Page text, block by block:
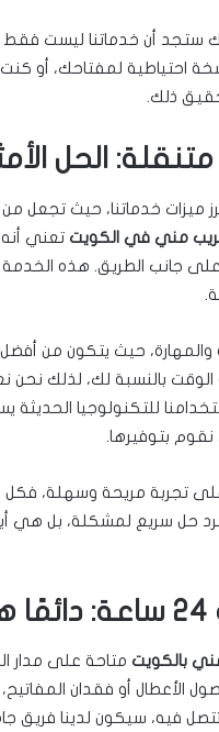
ستجد أن خدماتنا ليست
احتياطية لمفتاحك، أو
ذلك.
الحل
ميزات خدماتنا، حيث
مني في الكويت تعني
جانب الطريق. هذه الخدمة
والمهارة، حيث يتكون من
الوقت بالنسبة لك، لذلك
للتكنولوجيا
بتوفيرها.
تجربة مريحة وسهلة، فكل
حل سريع لمشكلة، بل هي
بالكويت متاحة على مدار
الأعطال أو فقدان
فيه، سيكون لدينا فريق